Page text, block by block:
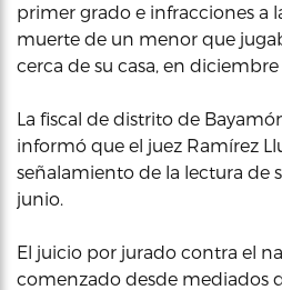
primer grado e infracciones a
muerte de un menor que
cerca de su casa, en
La fiscal de distrito de
informó que el juez Ramírez
señalamiento de la lectura de
junio.
El juicio por jurado contra el
comenzado desde mediados